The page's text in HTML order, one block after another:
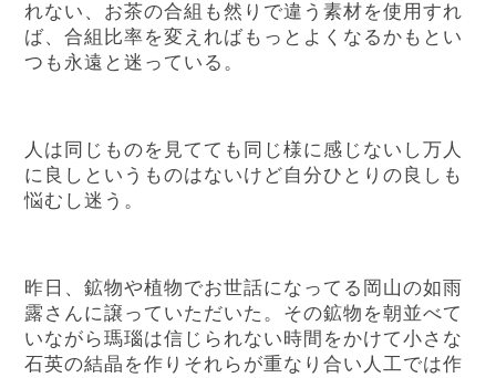
れない、お茶の合組も然りで違う素材を使用すれ
ば、合組比率を変えればもっとよくなるかもとい
つも永遠と迷っている。
人は同じものを見てても同じ様に感じないし万人
に良しというものはないけど自分ひとりの良しも
悩むし迷う。
昨日、鉱物や植物でお世話になってる岡山の如雨
露さんに譲っていただいた。その鉱物を朝並べて
いながら瑪瑙は信じられない時間をかけて小さな
石英の結晶を作りそれらが重なり合い人工では作